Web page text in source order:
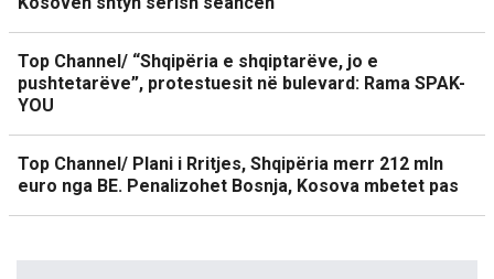
Top Channel/ “Shqipëria e shqiptarëve, jo e
pushtetarëve”, protestuesit në bulevard: Rama SPAK-
YOU
Top Channel/ Plani i Rritjes, Shqipëria merr 212 mln
euro nga BE. Penalizohet Bosnja, Kosova mbetet pas